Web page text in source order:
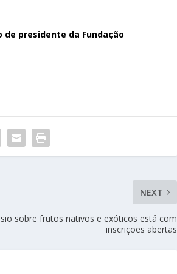
presidente da Fundação
NEXT
sobre frutos nativos e exóticos está com
inscrições abertas